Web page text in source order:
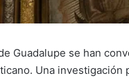
Guadalupe se han
Una